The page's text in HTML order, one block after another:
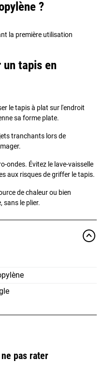
?
la première utilisation
tapis en
le tapis à plat sur l'endroit
sa forme plate.
tranchants lors de
ondes. Évitez le lave-vaisselle
aux risques de griffer le tapis.
de chaleur ou bien
sans le plier.
pas rater